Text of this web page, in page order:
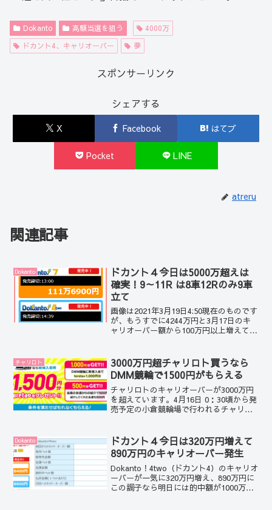
Dokanto 高額当選を狙う
4000万
ドカント4、キャリオーバー
夢
スポンサーリンク
シェアする
X Facebook はてブ
Pocket LINE
atreru
関連記事
Dokanto
ドカント４今日は5000万超えは
確実！9～11R は8車12Rのみ9車
立て
画像は2021年3月19日4:50現在のものです
が、もうすでに4244万円と3月17日のキ
ャリオーバー額から100万円以上増えてい
で確実に5000万円に到達するはずです。
チャリロト
3000万円超チャリロト買うなら
DMM競輪で1500円がもらえる
チャリロトのキャリオーバーが3000万円
を超えています。4月16日 0：30頃から発
売予定の小倉競輪場で行われるチャリロ
Dokanto
ドカント４今日は320万円増えて
890万円のキャリオーバー発生
Dokanto！4two（ドカント4）のキャリオ
ーバーが一気に320万円増え、890万円に
この調子なら明日には的中額が1000万円